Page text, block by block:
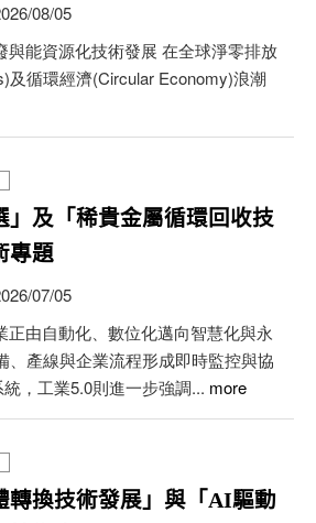
08/05
與能資源化技術發展 在全球淨零排放
及循環經濟(Circular Economy)浪潮
」及「稀貴金屬循環回收技
專題
07/05
正由自動化、數位化邁向智慧化與永
、產線與企業流程形成即時監控與協
，工業5.0則進一步強調... more
轉換技術發展」與「AI驅動